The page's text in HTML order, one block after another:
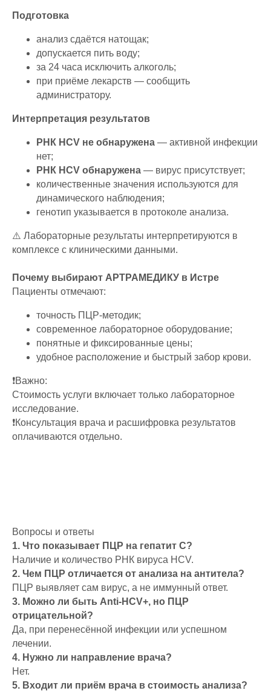
Подготовка
анализ сдаётся натощак;
допускается пить воду;
за 24 часа исключить алкоголь;
при приёме лекарств — сообщить
администратору.
Интерпретация результатов
РНК HCV не обнаружена — активной инфекции
нет;
РНК HCV обнаружена — вирус присутствует;
количественные значения используются для
динамического наблюдения;
генотип указывается в протоколе анализа.
⚠️ Лабораторные результаты интерпретируются в
комплексе с клиническими данными.
Почему выбирают АРТРАМЕДИКУ в Истре
Пациенты отмечают:
точность ПЦР-методик;
современное лабораторное оборудование;
понятные и фиксированные цены;
удобное расположение и быстрый забор крови.
❗Важно:
Стоимость услуги включает только лабораторное
исследование.
❗Консультация врача и расшифровка результатов
оплачиваются отдельно.
Вопросы и ответы
1. Что показывает ПЦР на гепатит C?
Наличие и количество РНК вируса HCV.
2. Чем ПЦР отличается от анализа на антитела?
ПЦР выявляет сам вирус, а не иммунный ответ.
3. Можно ли быть Anti-HCV+, но ПЦР
отрицательной?
Да, при перенесённой инфекции или успешном
лечении.
4. Нужно ли направление врача?
Нет.
5. Входит ли приём врача в стоимость анализа?